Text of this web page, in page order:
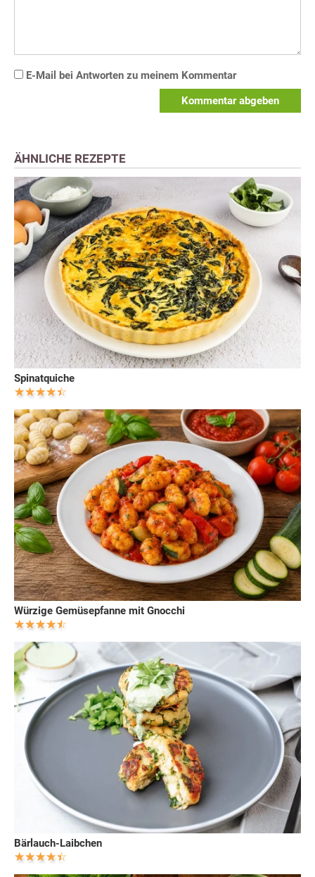
E-Mail bei Antworten zu meinem Kommentar
Kommentar abgeben
ÄHNLICHE REZEPTE
Spinatquiche
Würzige Gemüsepfanne mit Gnocchi
Bärlauch-Laibchen